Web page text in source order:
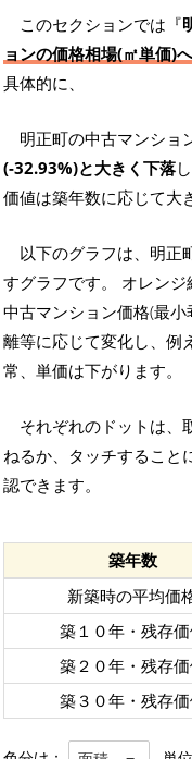
このセクションでは『
ョンの価格相場(㎡単価)
具体的に、
明正町の中古マンショ
(-32.93%)と大きく下落
価値は築年数に応じて大
以下のグラフは、明正
すグラフです。 オレン
中古マンション価格(最
離等に応じて変化し、例
常、単価は下がります。
それぞれのドットは、
ねるか、タッチすること
認できます。
築年数
新築時の平均価
築１０年・残存
築２０年・残存
築３０年・残存